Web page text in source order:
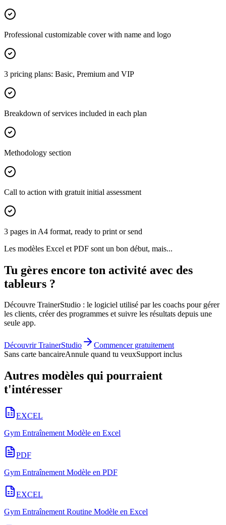
Professional customizable cover with name and logo
3 pricing plans: Basic, Premium and VIP
Breakdown of services included in each plan
Methodology section
Call to action with gratuit initial assessment
3 pages in A4 format, ready to print or send
Les modèles Excel et PDF sont un bon début, mais...
Tu gères encore ton activité avec des
tableurs ?
Découvre TrainerStudio : le logiciel utilisé par les coachs pour gérer
les clients, créer des programmes et suivre les résultats depuis une
seule app.
Découvrir TrainerStudio
Commencer gratuitement
Sans carte bancaireAnnule quand tu veuxSupport inclus
Autres modèles qui pourraient
t'intéresser
EXCEL
Gym Entraînement Modèle en Excel
PDF
Gym Entraînement Modèle en PDF
EXCEL
Gym Entraînement Routine Modèle en Excel